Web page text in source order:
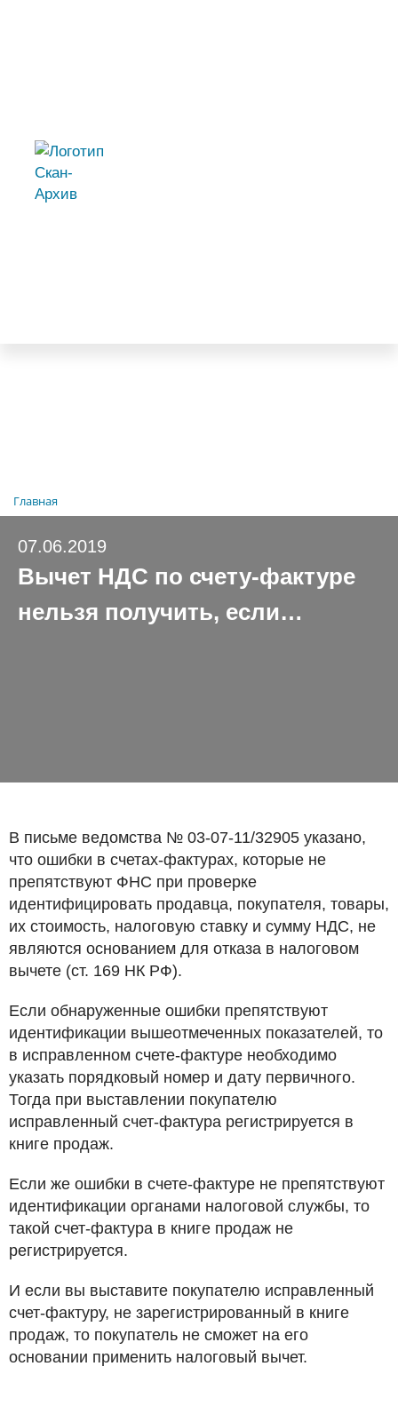
Главная
07.06.2019
Вычет НДС по счету-фактуре
нельзя получить, если…
В письме ведомства № 03-07-11/32905 указано,
что ошибки в счетах-фактурах, которые не
препятствуют ФНС при проверке
идентифицировать продавца, покупателя, товары,
их стоимость, налоговую ставку и сумму НДС, не
являются основанием для отказа в налоговом
вычете (ст. 169 НК РФ).
Если обнаруженные ошибки препятствуют
идентификации вышеотмеченных показателей, то
в исправленном счете-фактуре необходимо
указать порядковый номер и дату первичного.
Тогда при выставлении покупателю
исправленный счет-фактура регистрируется в
книге продаж.
Если же ошибки в счете-фактуре не препятствуют
идентификации органами налоговой службы, то
такой счет-фактура в книге продаж не
регистрируется.
И если вы выставите покупателю исправленный
счет-фактуру, не зарегистрированный в книге
продаж, то покупатель не сможет на его
основании применить налоговый вычет.